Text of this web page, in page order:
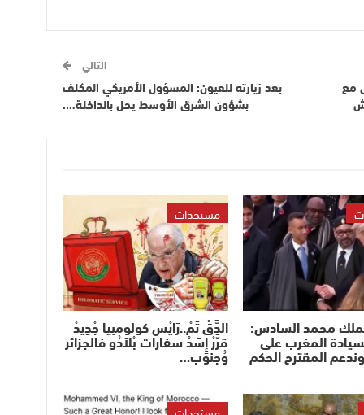
مع
التالي
بعد زيارته للعيون: المسؤول الأمريكي المكلف
بشؤون الشرق الأوسط يحل بالداخلة….
محمد السادس:
المغرب على
المقترح الحكم
مستجدات
الدَّقْ تَمْ..رَايْس كولومبيا جْدِيدْ
قرَّرْ إِسَدْ سفارات بْلاَدُو فالجزائر
وُجنوب…